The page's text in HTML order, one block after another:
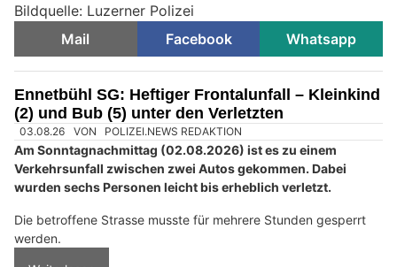
Bildquelle: Luzerner Polizei
Mail
Facebook Whatsapp
Ennetbühl SG: Heftiger Frontalunfall – Kleinkind
(2) und Bub (5) unter den Verletzten